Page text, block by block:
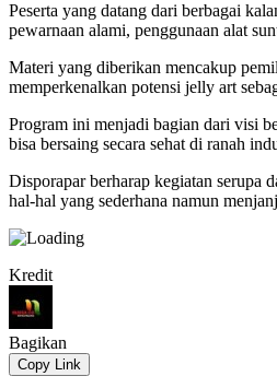
Peserta yang datang dari berbagai
pewarnaan alami, penggunaan alat
Materi yang diberikan mencakup
memperkenalkan potensi jelly art
Program ini menjadi bagian dari visi
bisa bersaing secara sehat di ranah
Disporapar berharap kegiatan serupa
hal-hal yang sederhana namun
Kredit
Bagikan
Copy Link